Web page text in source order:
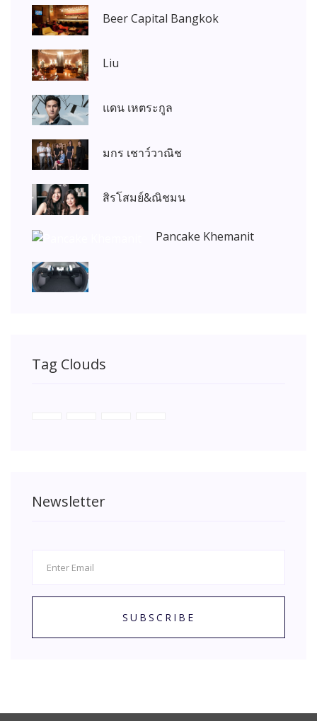
Beer Capital Bangkok
Liu
แดน เหตระกูล
มกร เชาว์วาณิช
สิรโสมย์&ณิชมน
Pancake Khemanit
Tag Clouds
Newsletter
SUBSCRIBE